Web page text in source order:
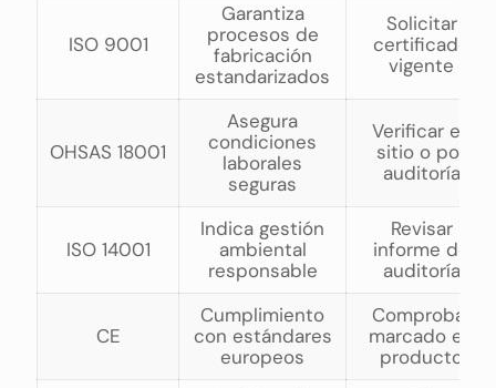
ISO 9001
Garantiza
procesos de
fabricación
estandarizados
Solicitar
certificado
vigente
OHSAS 18001
Asegura
condiciones
laborales
seguras
Verificar en
sitio o por
auditoría
ISO 14001
Indica gestión
ambiental
responsable
Revisar
informe de
auditoría
CE
Cumplimiento
con estándares
europeos
Comprobar
marcado en
producto